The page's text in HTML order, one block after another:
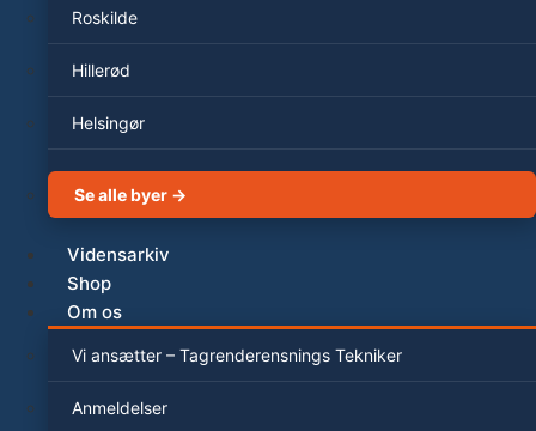
Roskilde
Hillerød
Helsingør
Se alle byer →
Vidensarkiv
Shop
Om os
Vi ansætter – Tagrenderensnings Tekniker
Anmeldelser